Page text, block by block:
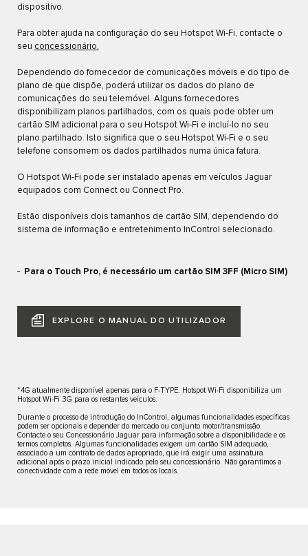
dispositivo.
Para obter ajuda na configuração do seu Hotspot Wi-Fi, contacte o
seu concessionário.
Dependendo do fornecedor de comunicações móveis e do tipo de
plano de que dispõe, poderá utilizar os dados do plano de
comunicações do seu telemóvel. Alguns fornecedores
disponibilizam planos partilhados, com os quais pode obter um
cartão SIM adicional para o seu Hotspot Wi-Fi e incluí-lo no seu
plano partilhado. Isto significa que o seu Hotspot Wi-Fi e o seu
telefone consomem os dados partilhados numa única fatura.
O Hotspot Wi-Fi pode ser instalado apenas em veículos Jaguar
equipados com Connect ou Connect Pro.
Estão disponíveis dois tamanhos de cartão SIM, dependendo do
sistema de informação e entretenimento InControl selecionado.
Para o Touch Pro, é necessário um cartão SIM 3FF (Micro SIM)
EXPLORE O MANUAL DO UTILIZADOR
*4G atualmente disponível apenas para o F-TYPE. Hotspot Wi-Fi disponibiliza um
Hotspot Wi-Fi 3G para os restantes veículos.
Durante o processo de introdução do InControl, algumas funcionalidades específicas
podem ser opcionais e depender do mercado ou conjunto motor/transmissão.
Contacte o seu Concessionário Jaguar para informação sobre a disponibilidade e os
termos completos. Algumas funcionalidades exigem um cartão SIM adequado,
associado a um contrato de dados apropriado, que irá exigir uma assinatura
adicional após o prazo inicial indicado pelo seu concessionário. Não garantimos a
conectividade com a rede móvel em todos os locais.